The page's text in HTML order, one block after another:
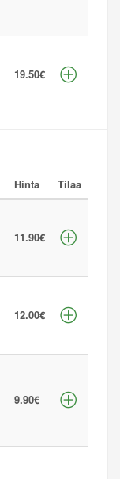
19.50€
Hinta Tilaa
11.90€
12.00€
9.90€